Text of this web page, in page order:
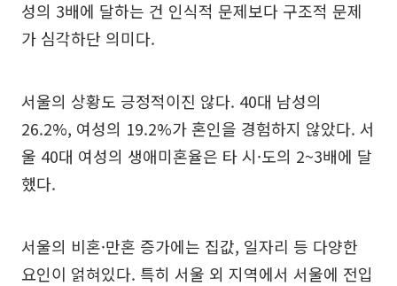
성의 3배에 달하는 건 인식적 문제보다 구조적 문제
가 심각하단 의미다.
서울의 상황도 긍정적이진 않다. 40대 남성의
26.2%, 여성의 19.2%가 혼인을 경험하지 않았다. 서
울 40대 여성의 생애미혼율은 타 시·도의 2~3배에 달
했다.
서울의 비혼·만혼 증가에는 집값, 일자리 등 다양한
요인이 얽혀있다. 특히 서울 외 지역에서 서울에 전입